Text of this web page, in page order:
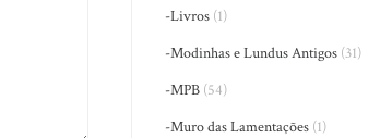
-Livros (1)
-Modinhas e Lundus Antigos (31)
-MPB (54)
-Muro das Lamentações (1)